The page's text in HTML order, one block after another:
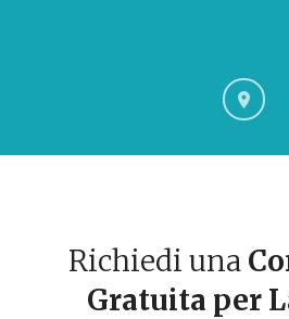
Richiedi una
Gratuita per